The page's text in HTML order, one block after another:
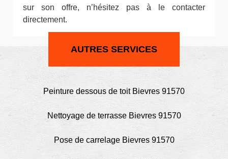
sur son offre, n’hésitez pas à le contacter
directement.
AUTRES SERVICES
Peinture dessous de toit Bievres 91570
Nettoyage de terrasse Bievres 91570
Pose de carrelage Bievres 91570